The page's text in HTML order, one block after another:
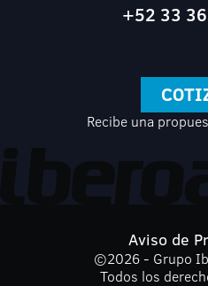
+52 33
Recibe una
Aviso de
©2026- Grupo
Todos los